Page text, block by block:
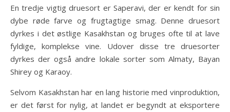
En tredje vigtig druesort er Saperavi, der er kendt for sin
dybe røde farve og frugtagtige smag. Denne druesort
dyrkes i det østlige Kasakhstan og bruges ofte til at lave
fyldige, komplekse vine. Udover disse tre druesorter
dyrkes der også andre lokale sorter som Almaty, Bayan
Shirey og Karaoy.
Selvom Kasakhstan har en lang historie med vinproduktion,
er det først for nylig, at landet er begyndt at eksportere